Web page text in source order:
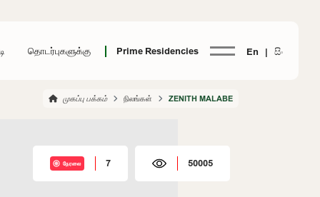
தொடர்புகளுக்கு Prime Residencies En | සිං
முகப்பு பக்கம் நிலங்கள் ZENITH MALABE
நேரலை 7 50005